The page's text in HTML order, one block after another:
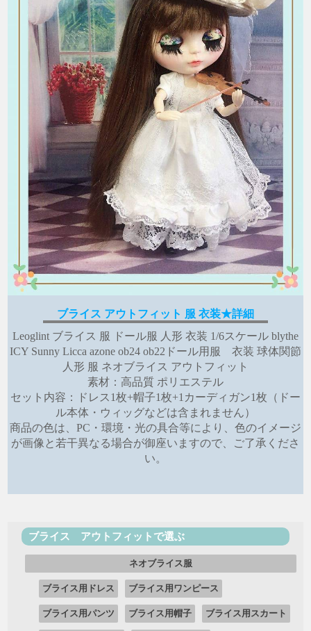
ブライス アウトフィット 服 衣装★詳細
Leoglint ブライス 服 ドール服 人形 衣装 1/6スケール blythe
ICY Sunny Licca azone ob24 ob22ドール用服 衣装 球体関節
人形 服 ネオブライス アウトフィット
素材：高品質 ポリエステル
セット内容：ドレス1枚+帽子1枚+1カーディガン1枚（ドー
ル本体・ウィッグなどは含まれません）
商品の色は、PC・環境・光の具合等により、色のイメージ
が画像と若干異なる場合が御座いますので、ご了承くださ
い。
ブライス アウトフィットで選ぶ
ネオブライス服
ブライス用ドレス ブライス用ワンピース
ブライス用パンツ ブライス用帽子 ブライス用スカート